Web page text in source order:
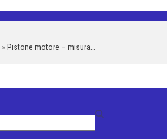
» Pistone motore – misura…